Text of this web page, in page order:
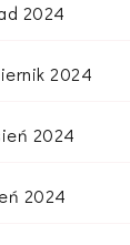
2024
2024
2024
2024